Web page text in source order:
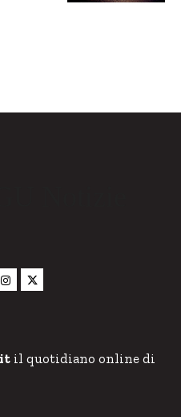
Notizie
il quotidiano online di